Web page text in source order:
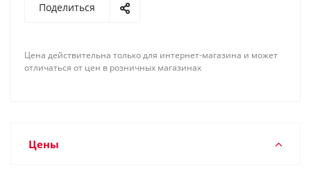
Поделиться
Цена действительна только для интернет-магазина и может
отличаться от цен в розничных магазинах
Цены